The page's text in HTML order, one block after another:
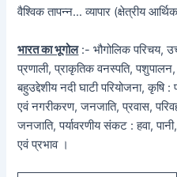
वैश्विक तापन्न… व्यापार (क्षेत्रीय
भारत का भूगोल:- भौगोलिक परिचय,
प्रणाली, प्राकृतिक वनस्पति,
बहुउद्देशीय नदी घाटी परियोजना,
एवं नगरीकरण, जनजाति, प्रवास,
जनजाति, पर्यावरणीय संकट : हवा,
एवं प्रभाव ।